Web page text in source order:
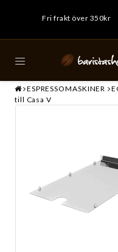
Fri frakt över 350kr
ESPRESSOMASKINER
till Casa V